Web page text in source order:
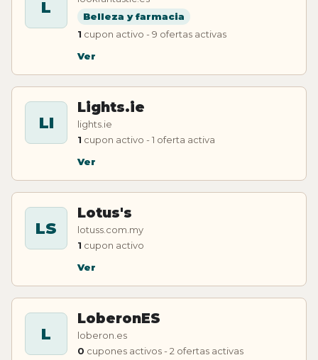
L
Belleza y farmacia
1 cupon activo - 9 ofertas activas
Ver
LI
Lights.ie
lights.ie
1 cupon activo - 1 oferta activa
Ver
LS
Lotus's
lotuss.com.my
1 cupon activo
Ver
L
LoberonES
loberon.es
0 cupones activos - 2 ofertas activas